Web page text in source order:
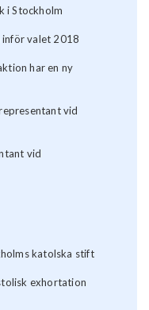
i Stockholm
inför valet 2018
har en ny
vid
vid
katolska stift
exhortation